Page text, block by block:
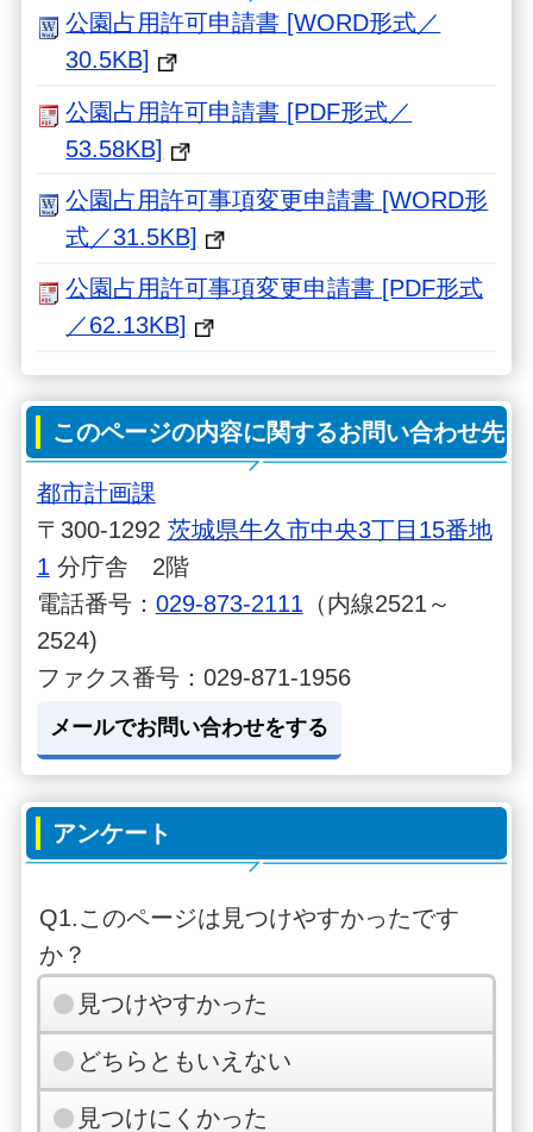
公園占用許可申請書 [WORD形式／
30.5KB]
公園占用許可申請書 [PDF形式／
53.58KB]
公園占用許可事項変更申請書 [WORD形
式／31.5KB]
公園占用許可事項変更申請書 [PDF形式
／62.13KB]
このページの内容に関するお問い合わせ先
都市計画課
〒300-1292 茨城県牛久市中央3丁目15番地
1 分庁舎 2階
電話番号： 029-873-2111 （内線2521～
2524)
ファクス番号：029-871-1956
メールでお問い合わせをする
アンケート
Q1.このページは見つけやすかったです
か？
見つけやすかった
どちらともいえない
見つけにくかった